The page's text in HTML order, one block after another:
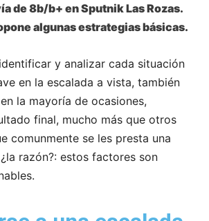
de 8b/b+ en Sputnik Las Rozas.
algunas estrategias básicas.
y analizar cada situación
en la escalada a vista, también
la mayoría de ocasiones,
final, mucho más que otros
comunmente se les presta una
razón?: estos factores son